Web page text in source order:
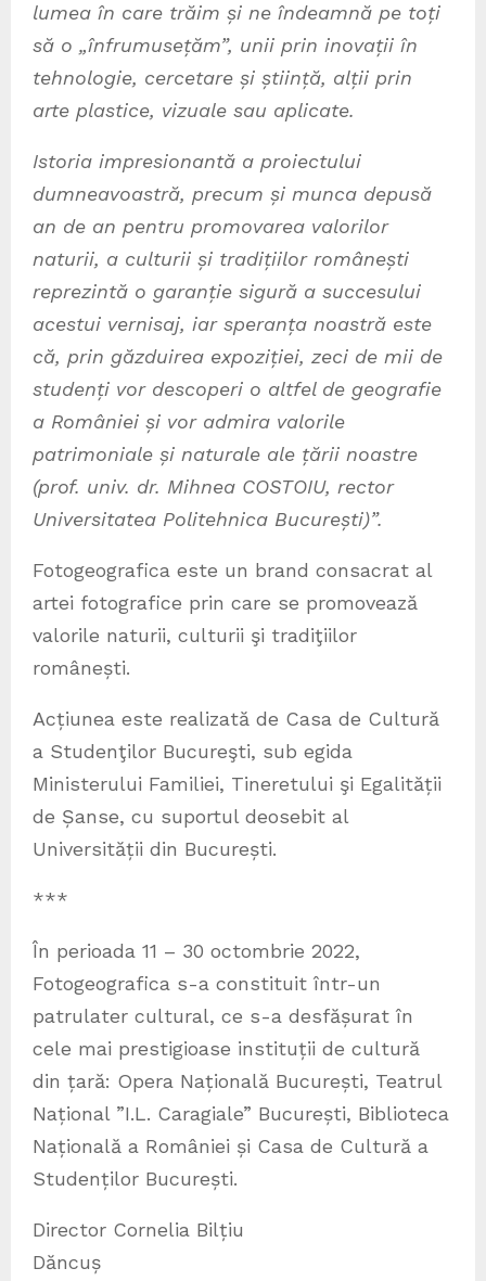
lumea în care trăim și ne îndeamnă pe toți
să o „înfrumusețăm”, unii prin inovații în
tehnologie, cercetare și știință, alții prin
arte plastice, vizuale sau aplicate.
Istoria impresionantă a proiectului
dumneavoastră, precum și munca depusă
an de an pentru promovarea valorilor
naturii, a culturii și tradițiilor românești
reprezintă o garanție sigură a succesului
acestui vernisaj, iar speranța noastră este
că, prin găzduirea expoziției, zeci de mii de
studenți vor descoperi o altfel de geografie
a României și vor admira valorile
patrimoniale și naturale ale țării noastre
(prof. univ. dr. Mihnea COSTOIU, rector
Universitatea Politehnica București)”.
Fotogeografica este un brand consacrat al
artei fotografice prin care se promovează
valorile naturii, culturii şi tradiţiilor
românești.
Acțiunea este realizată de Casa de Cultură
a Studenţilor Bucureşti, sub egida
Ministerului Familiei, Tineretului şi Egalității
de Șanse, cu suportul deosebit al
Universității din București.
***
În perioada 11 – 30 octombrie 2022,
Fotogeografica s-a constituit într-un
patrulater cultural, ce s-a desfășurat în
cele mai prestigioase instituții de cultură
din țară: Opera Națională București, Teatrul
Național ”I.L. Caragiale” București, Biblioteca
Națională a României și Casa de Cultură a
Studenților București.
Director Cornelia Bilțiu
Dăncuș